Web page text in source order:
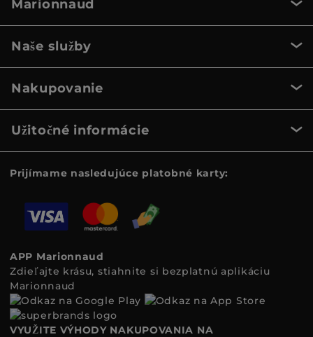
Marionnaud
Naše služby
Nakupovanie
Užitočné informácie
Prijímame nasledujúce platobné karty:
APP Marionnaud
Zdieľajte krásu, stiahnite si bezplatnú aplikáciu
Marionnaud
VYUŽITE VÝHODY NAKUPOVANIA NA